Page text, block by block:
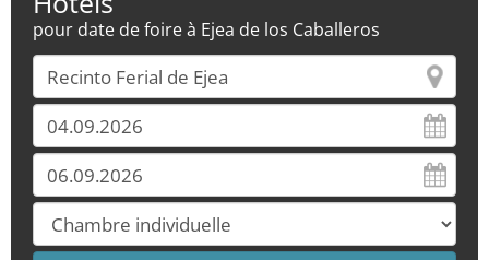
pour date de foire à Ejea de los Caballeros